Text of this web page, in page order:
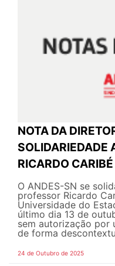
NOTA DA
SOLIDARIEDADE
RICARDO
O ANDES-SN se
professor Ricardo
Universidade do
último dia 13 de
sem autorização por
de forma
24 de Outubro de 2025